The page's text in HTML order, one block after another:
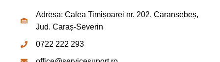
Adresa: Calea Timișoarei nr. 202, Caransebeș,
Jud. Caraș-Severin
0722 222 293